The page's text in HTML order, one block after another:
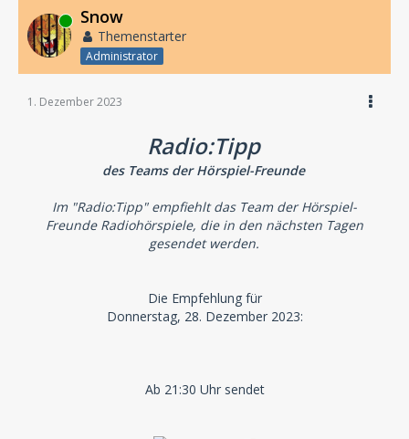
Online Snow
Themenstarter
Administrator
1. Dezember 2023
Radio:Tipp
des Teams der Hörspiel-Freunde
Im "Radio:Tipp" empfiehlt das Team der Hörspiel-
Freunde Radiohörspiele, die in den nächsten Tagen
gesendet werden.
Die Empfehlung für
Donnerstag, 28. Dezember 2023:
Ab 21:30 Uhr sendet